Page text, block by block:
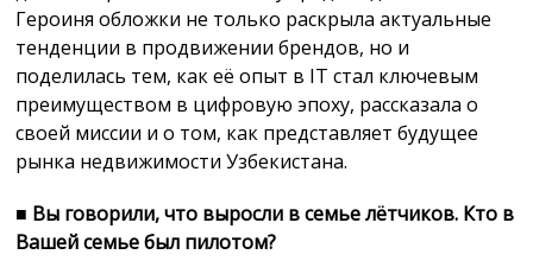
Героиня обложки не только раскрыла актуальные
тенденции в продвижении брендов, но и
поделилась тем, как её опыт в IT стал ключевым
преимуществом в цифровую эпоху, рассказала о
своей миссии и о том, как представляет будущее
рынка недвижимости Узбекистана.
■ Вы говорили, что выросли в семье лётчиков. Кто в
Вашей семье был пилотом?